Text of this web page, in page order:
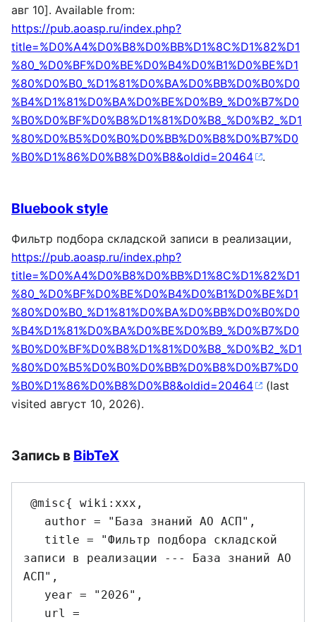
авг 10]. Available from:
https://pub.aoasp.ru/index.php?
title=%D0%A4%D0%B8%D0%BB%D1%8C%D1%82%D1
%80_%D0%BF%D0%BE%D0%B4%D0%B1%D0%BE%D1
%80%D0%B0_%D1%81%D0%BA%D0%BB%D0%B0%D0
%B4%D1%81%D0%BA%D0%BE%D0%B9_%D0%B7%D0
%B0%D0%BF%D0%B8%D1%81%D0%B8_%D0%B2_%D1
%80%D0%B5%D0%B0%D0%BB%D0%B8%D0%B7%D0
%B0%D1%86%D0%B8%D0%B8&oldid=20464
.
Bluebook style
Фильтр подбора складской записи в реализации,
https://pub.aoasp.ru/index.php?
title=%D0%A4%D0%B8%D0%BB%D1%8C%D1%82%D1
%80_%D0%BF%D0%BE%D0%B4%D0%B1%D0%BE%D1
%80%D0%B0_%D1%81%D0%BA%D0%BB%D0%B0%D0
%B4%D1%81%D0%BA%D0%BE%D0%B9_%D0%B7%D0
%B0%D0%BF%D0%B8%D1%81%D0%B8_%D0%B2_%D1
%80%D0%B5%D0%B0%D0%BB%D0%B8%D0%B7%D0
%B0%D1%86%D0%B8%D0%B8&oldid=20464
(last
visited август 10, 2026).
Запись в BibTeX
записи в реализации --- База знаний АО
АСП",